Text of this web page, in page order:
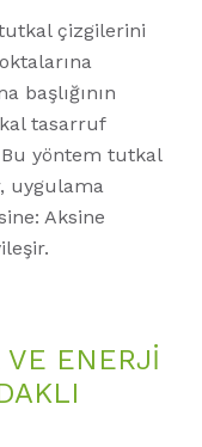
çizgilerini
başlığının
tasarruf
yöntem tutkal
uygulama
Aksine
VE ENERJI